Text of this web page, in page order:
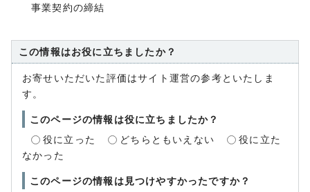
事業契約の締結
この情報はお役に立ちましたか？
お寄せいただいた評価はサイト運営の参考といたしま
す。
このページの情報は役に立ちましたか？
役に立った
どちらともいえない
役に立た
なかった
このページの情報は見つけやすかったですか？